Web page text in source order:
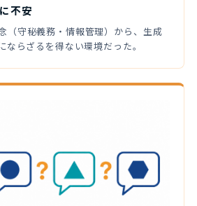
不安
（守秘義務・情報管理）から、生成
ならざるを得ない環境だった。